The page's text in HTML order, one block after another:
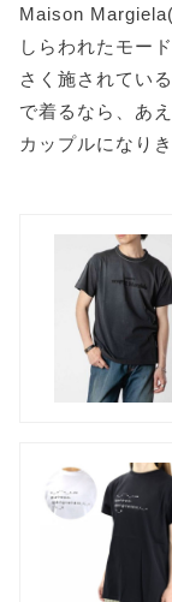
Maison
しらわれたモー
さく施されてい
で着るなら、あ
カップルになり